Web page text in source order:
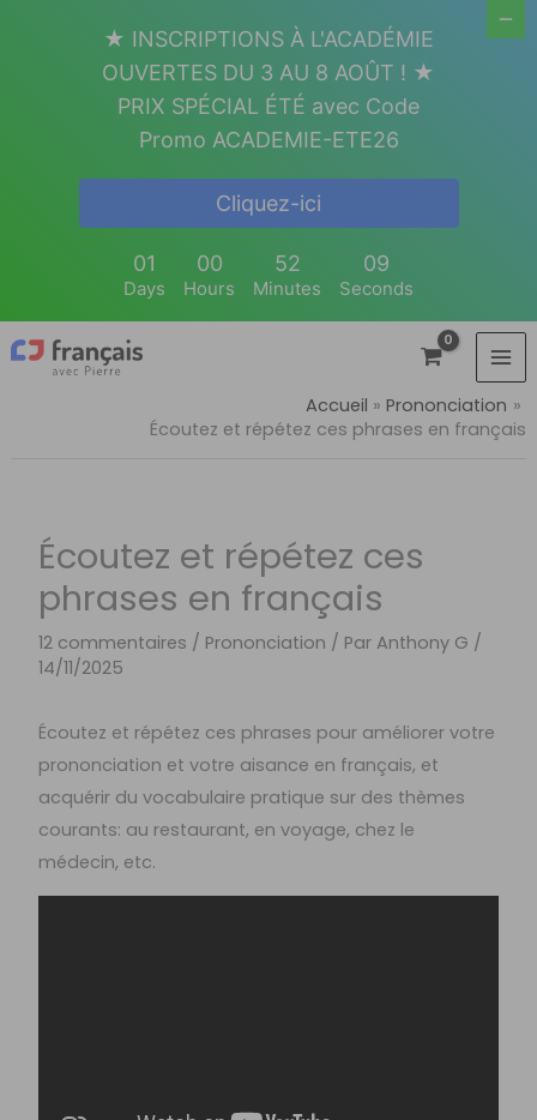
Accueil
Prononciation
Écoutez et répétez ces phrases en français
Écoutez et répétez ces
phrases en français
12 commentaires / Prononciation / Par Anthony G /
14/11/2025
Écoutez et répétez ces phrases pour améliorer votre
prononciation et votre aisance en français, et
acquérir du vocabulaire pratique sur des thèmes
courants: au restaurant, en voyage, chez le
médecin, etc.
★ INSCRIPTIONS À L'ACADÉMIE
OUVERTES DU 3 AU 8 AOÛT ! ★
PRIX SPÉCIAL ÉTÉ avec Code
Promo ACADEMIE-ETE26
Cliquez-ici
01
Days
00
Hours
52
Minutes
08
Seconds